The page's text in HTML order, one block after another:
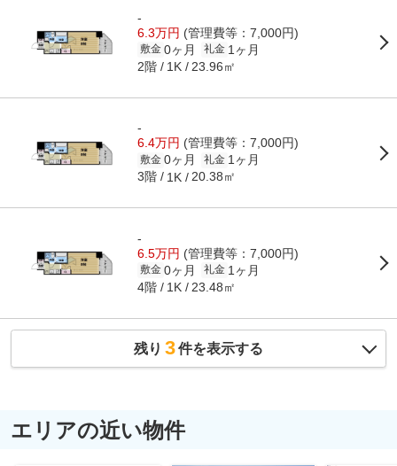
-
6.3万円 (管理費等：7,000円)
敷金 0ヶ月 礼金 1ヶ月
2階 1K 23.96㎡
-
6.4万円 (管理費等：7,000円)
敷金 0ヶ月 礼金 1ヶ月
3階 1K 20.38㎡
-
6.5万円 (管理費等：7,000円)
敷金 0ヶ月 礼金 1ヶ月
4階 1K 23.48㎡
残り 3件を表示する
エリアの近い物件